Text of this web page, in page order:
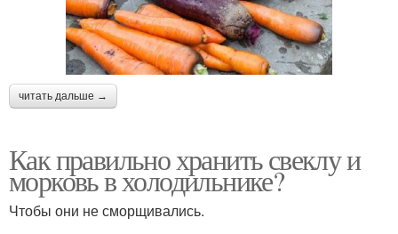
читать дальше →
Как правильно хранить свеклу и
морковь в холодильнике?
Чтобы они не сморщивались.